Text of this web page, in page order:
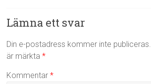
Lämna ett svar
Din e-postadress kommer inte publiceras.
är märkta*
Kommentar*